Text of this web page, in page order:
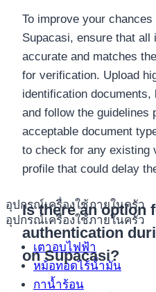
อุปกรณ์เครื่องใช้ภายในครัว
อุปกรณ์เครื่องใช้ภายในครัว
เตาอบไฟฟ้า
หม้อทอดไร้น้ำมัน
กาน้ำร้อน
To improve your
Supacasi, ensure that all
accurate and matches
for verification. Upload
identification
and follow the guidelines
acceptable document
to check for any existing
profile that could delay
Is there an option
authentication
on Supacasi?